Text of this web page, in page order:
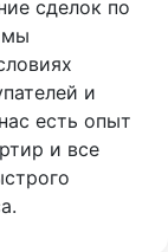
сделок по
мы
и
есть опыт
и все